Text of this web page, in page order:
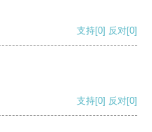
支持[0] 反对[0]
支持[0] 反对[0]